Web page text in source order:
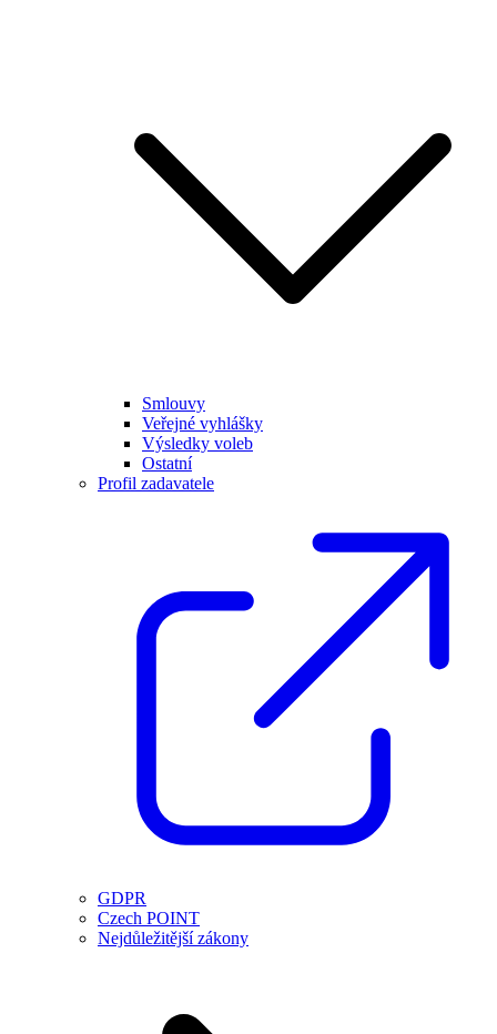
Smlouvy
Veřejné vyhlášky
Výsledky voleb
Ostatní
Profil zadavatele
GDPR
Czech POINT
Nejdůležitější zákony